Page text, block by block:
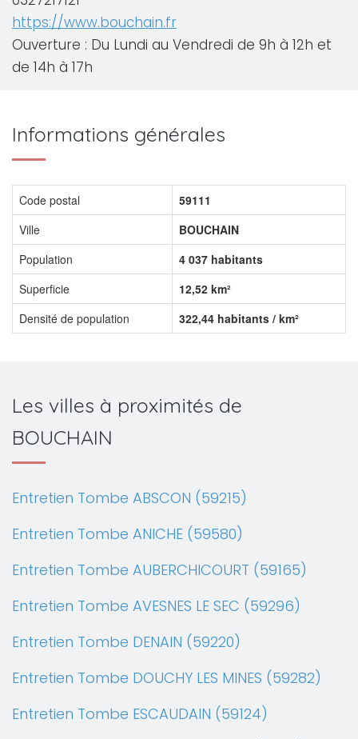
https://www.bouchain.fr
Ouverture : Du Lundi au Vendredi de 9h à 12h et
de 14h à 17h
Informations générales
Code postal
59111
Ville
BOUCHAIN
Population
4 037 habitants
Superficie
12,52 km²
Densité de population
322,44 habitants / km²
Les villes à proximités de
BOUCHAIN
Entretien Tombe ABSCON (59215)
Entretien Tombe ANICHE (59580)
Entretien Tombe AUBERCHICOURT (59165)
Entretien Tombe AVESNES LE SEC (59296)
Entretien Tombe DENAIN (59220)
Entretien Tombe DOUCHY LES MINES (59282)
Entretien Tombe ESCAUDAIN (59124)